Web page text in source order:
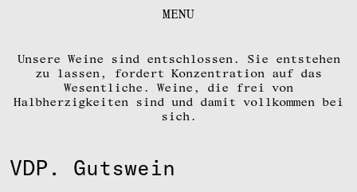
MENU
DOWNLOADS
DE|EN
INSTAGRAM
Unsere Weine sind entschlossen. Sie entstehen
zu lassen, fordert Konzentration auf das
Wesentliche. Weine, die frei von
Halbherzigkeiten sind und damit vollkommen bei
sich.
VDP. Gutswein